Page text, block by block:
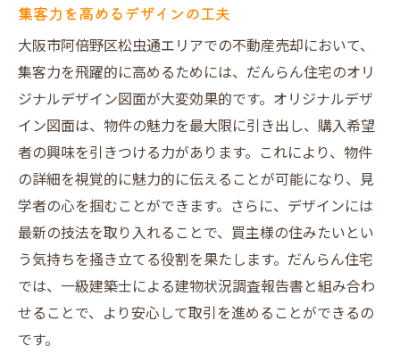
集客力を高めるデザインの工夫
大阪市阿倍野区松虫通エリアでの不動産売却において、
集客力を飛躍的に高めるためには、だんらん住宅のオリ
ジナルデザイン図面が大変効果的です。オリジナルデザ
イン図面は、物件の魅力を最大限に引き出し、購入希望
者の興味を引きつける力があります。これにより、物件
の詳細を視覚的に魅力的に伝えることが可能になり、見
学者の心を掴むことができます。さらに、デザインには
最新の技法を取り入れることで、買主様の住みたいとい
う気持ちを掻き立てる役割を果たします。だんらん住宅
では、一級建築士による建物状況調査報告書と組み合わ
せることで、より安心して取引を進めることができるの
です。